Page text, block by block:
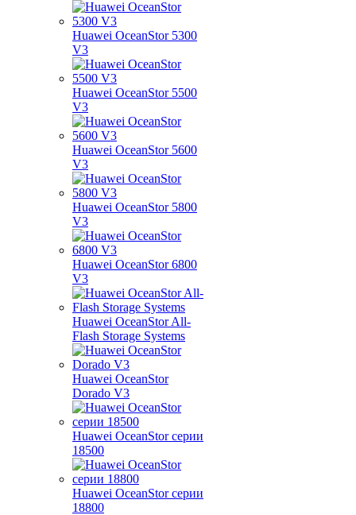
Huawei OceanStor 5300
V3
Huawei OceanStor 5500
V3
Huawei OceanStor 5600
V3
Huawei OceanStor 5800
V3
Huawei OceanStor 6800
V3
Huawei OceanStor All-
Flash Storage Systems
Huawei OceanStor
Dorado V3
Huawei OceanStor серии
18500
Huawei OceanStor серии
18800